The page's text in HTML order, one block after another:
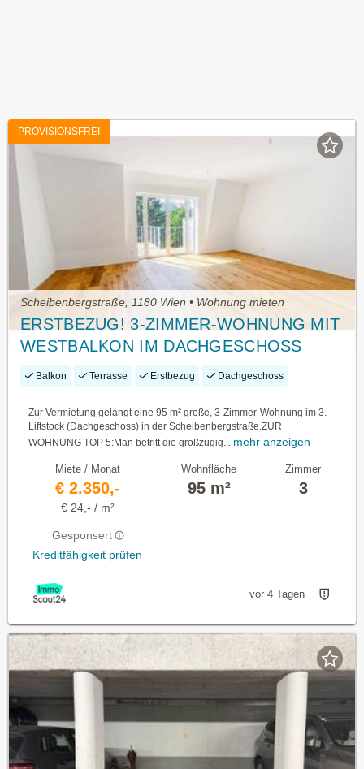
PROVISIONSFREI
Scheibenbergstraße, 1180 Wien • Wohnung mieten
ERSTBEZUG! 3-ZIMMER-WOHNUNG MIT
WESTBALKON IM DACHGESCHOSS
Balkon Terrasse Erstbezug Dachgeschoss
Zur Vermietung gelangt eine 95 m² große, 3-Zimmer-Wohnung im 3.
Liftstock (Dachgeschoss) in der Scheibenbergstraße.ZUR
WOHNUNG TOP 5:Man betritt die großzügig... mehr anzeigen
Miete / Monat
€ 2.350,-
€ 24,- / m²
Gesponsert
Kreditfähigkeit prüfen
Wohnfläche
95 m²
Zimmer
3
vor 4 Tagen